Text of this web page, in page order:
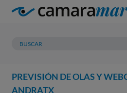
PREVISIÓN DE OLAS Y
ANDRATX